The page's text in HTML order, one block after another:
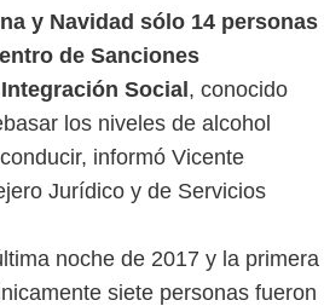
y Navidad sólo 14 personas
de Sanciones
Social, conocido
los niveles de alcohol
informó Vicente
Jurídico y de Servicios
noche de 2017 y la primera
siete personas fueron